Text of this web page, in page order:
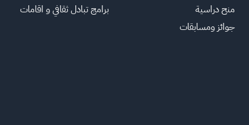
منح دراسية
جوائز ومسابقات
برامج تبادل ثقافي و اقامات